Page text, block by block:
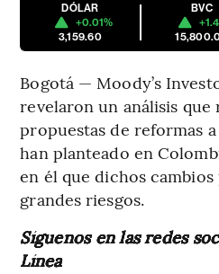
DÓLAR
+0.01%
3,159.60
BVC
Bogotá — Moody’s
revelaron un análisis que
propuestas de reformas
han planteado en
en él que dichos
grandes riesgos.
Síguenos en las redes
Línea